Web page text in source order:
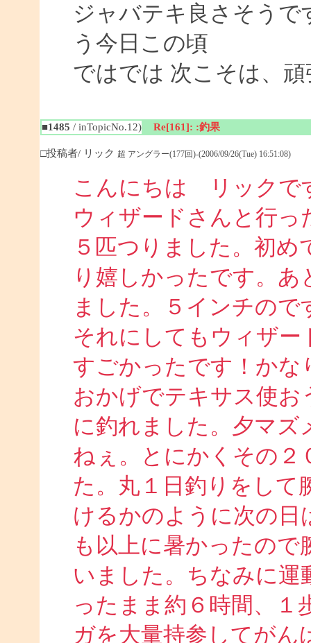
ジャバテキ良さそう
う今日この頃
ではでは 次こそは、
■1485 / inTopicNo.12) Re[161]: :釣果
□投稿者/ リック 超 アングラー(177回)-(2006/09/26(Tue) 16:51:08)
こんにちは リックで
ウィザードさんと行っ
５匹つりました。初
り嬉しかったです。
ました。５インチので
それにしてもウィザ
すごかったです！かな
おかげでテキサス使
に釣れました。夕マズ
ねぇ。とにかくその２
た。丸１日釣りをして
けるかのように次の日
も以上に暑かったの
いました。ちなみに運
ったまま約６時間、１
ガを大量持参してがん